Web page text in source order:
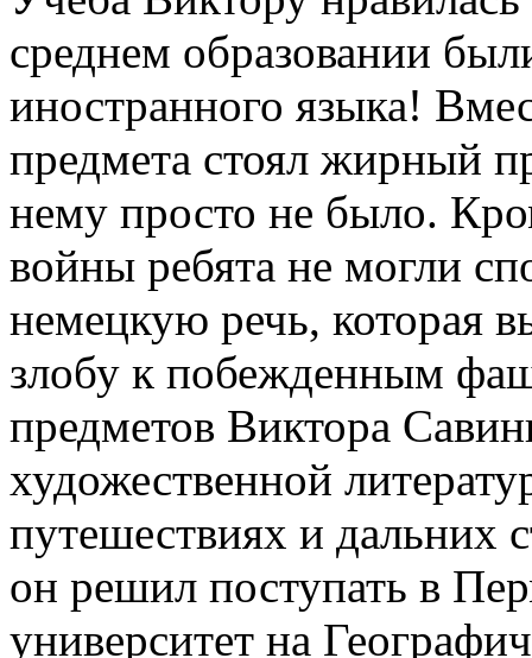
среднем образовании
иностранного языка!
предмета стоял жирный
нему просто не было.
войны ребята не могли
немецкую речь, которая
злобу к побежденным
предметов Виктора
художественной
путешествиях и дальних
он решил поступать в
университет на